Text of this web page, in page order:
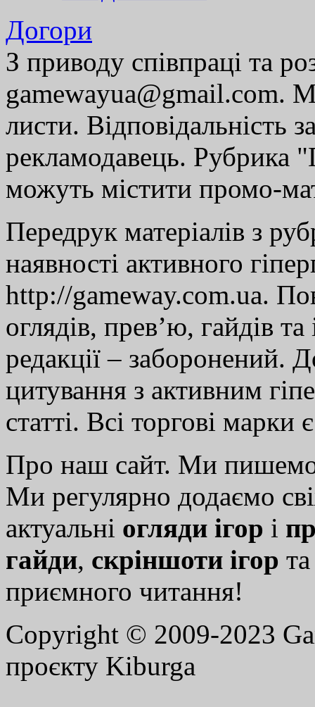
Догори
З приводу співпраці та
gamewayua@gmail.com.
листи. Відповідальність
рекламодавець. Рубрика
можуть містити промо-
Передрук матеріалів з
наявності активного
http://gameway.com.ua.
оглядів, прев’ю, гайдів
редакції – заборонений.
цитування з активним
статті. Всі торгові марки
Про наш сайт. Ми
Ми регулярно додаємо
актуальні огляди ігор і
гайди, скріншоти ігор
приємного читання!
Copyright © 2009-2023
проєкту Kiburga